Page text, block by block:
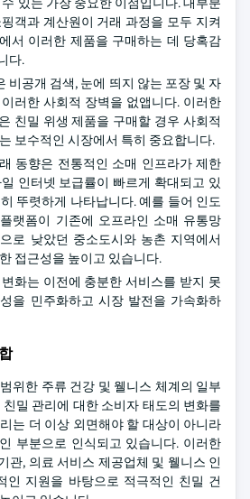
객과 계산원이 거래 과정을 모두 지켜
서 이러한 제품을 구매하는 데 당혹감
다.
비공개 검색, 눈에 띄지 않는 포장 및 자
러한 사회적 장벽을 없앱니다. 이러한
친밀 위생 제품을 구매할 경우 사회적
보수적인 시장에서 특히 중요합니다.
동향은 전통적인 소매 인프라가 제한
인터넷 보급률이 빠르게 확대되고 있
뚜렷하게 나타납니다. 예를 들어 인도
랫폼이 기존에 오프라인 소매 유통망
로 낮았던 중소도시와 농촌 지역에서
접근성을 높이고 있습니다.
화는 이전에 충분한 서비스를 받지 못
을 민주화하고 시장 발전을 가속화하
위한 주류 건강 및 웰니스 체계의 일부
밀 관리에 대한 소비자 태도의 변화를
는 더 이상 외면해야 할 대상이 아니라
부분으로 인식되고 있습니다. 이러한
관, 의료 서비스 제공업체 및 웰니스 인
인 지원을 바탕으로 적극적인 친밀 건